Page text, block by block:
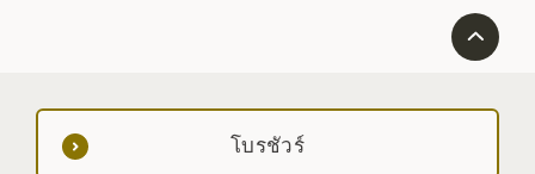
โบรชัวร์